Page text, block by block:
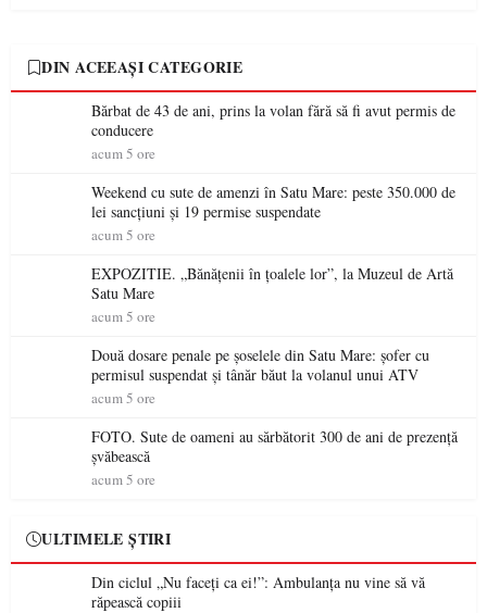
DIN ACEEAȘI CATEGORIE
Bărbat de 43 de ani, prins la volan fără să fi avut permis de
conducere
acum 5 ore
Weekend cu sute de amenzi în Satu Mare: peste 350.000 de
lei sancțiuni și 19 permise suspendate
acum 5 ore
EXPOZITIE. „Bănățenii în țoalele lor”, la Muzeul de Artă
Satu Mare
acum 5 ore
Două dosare penale pe șoselele din Satu Mare: șofer cu
permisul suspendat și tânăr băut la volanul unui ATV
acum 5 ore
FOTO. Sute de oameni au sărbătorit 300 de ani de prezență
șvăbească
acum 5 ore
ULTIMELE ȘTIRI
Din ciclul „Nu faceți ca ei!”: Ambulanța nu vine să vă
răpească copiii